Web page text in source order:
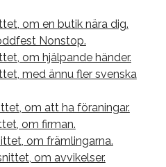
om en butik nära dig.
Nonstop.
om hjälpande händer.
med ännu fler svenska
om att ha föraningar.
om firman.
om främlingarna.
om avvikelser.